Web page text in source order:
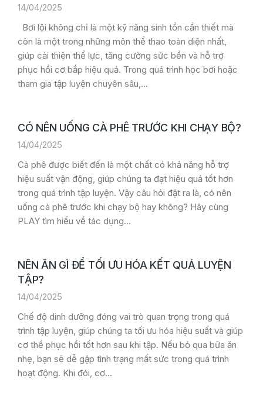
14/04/2025
Bơi lội không chỉ là một kỹ năng sinh tồn cần thiết mà
còn là một trong những môn thể thao toàn diện nhất,
giúp cải thiện thể lực, tăng cường sức bền và hỗ trợ
phục hồi cơ bắp hiệu quả. Trong quá trình học bơi hoặc
tham gia tập luyện chuyên sâu,…
CÓ NÊN UỐNG CÀ PHÊ TRƯỚC KHI CHẠY BỘ?
14/04/2025
Cà phê được biết đến là một chất có khả năng hỗ trợ
hiệu suất vận động, giúp chúng ta đạt hiệu quả tốt hơn
trong quá trình tập luyện. Vậy câu hỏi đặt ra là, có nên
uống cà phê trước khi chạy bộ hay không? Hãy cùng
PLAY tìm hiểu về tác dụng…
NÊN ĂN GÌ ĐỂ TỐI ƯU HÓA KẾT QUẢ LUYỆN
TẬP?
14/04/2025
Chế độ dinh dưỡng đóng vai trò quan trọng trong quá
trình tập luyện, giúp chúng ta tối ưu hóa hiệu suất và giúp
cơ thể phục hồi tốt hơn sau khi tập. Nếu bỏ qua bữa ăn
nhẹ, bạn sẽ dễ gặp tình trạng mất sức trong quá trình
hoạt động. Khi đói, cơ…